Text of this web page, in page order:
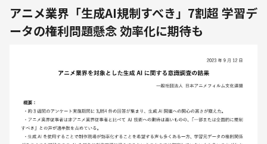
アニメ業界「生成AI規制すべき」7割超 学習デ
ータの権利問題懸念 効率化に期待も